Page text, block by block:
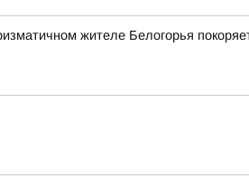
жителе Белогорья